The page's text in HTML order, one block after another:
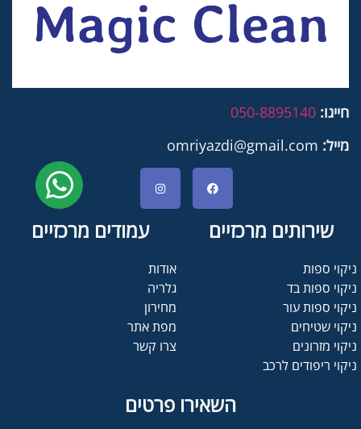
חייגו: 050-8895140
מייל:omriyazdi@gmail.com
שירותים מרכזיים
ניקוי ספות
ניקוי ספות בד
ניקוי ספות עור
ניקוי שטיחים
ניקוי מזרונים
ניקוי ריפודים לרכב
עמודים מרכזיים
אודות
גלריה
מחירון
מפת אתר
צרו קשר
השאירו פרטים